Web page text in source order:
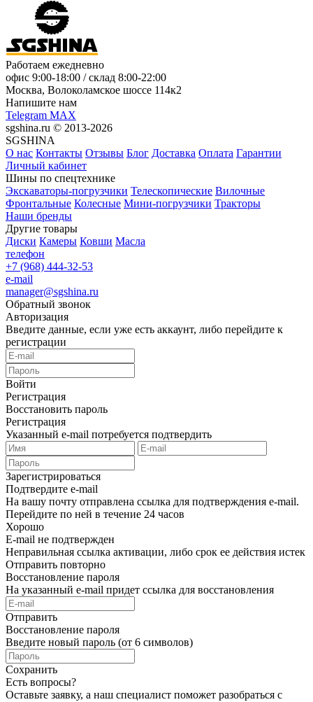
Работаем ежедневно
офис 9:00-18:00 / склад 8:00-22:00
Москва, Волоколамское шоссе 114к2
Напишите нам
Telegram MAX
sgshina.ru © 2013-2026
SGSHINA
О нас Контакты Отзывы Блог Доставка Оплата Гарантии
Личный кабинет
Шины по спецтехнике
Экскаваторы-погрузчики Телескопические Вилочные
Фронтальные Колесные Мини-погрузчики Тракторы
Наши бренды
Другие товары
Диски Камеры Ковши Масла
телефон
+7 (968) 444-32-53
e-mail
manager@sgshina.ru
Обратный звонок
Авторизация
Введите данные, если уже есть аккаунт, либо перейдите к
регистрации
Войти
Регистрация
Восстановить пароль
Регистрация
Указанный e-mail потребуется подтвердить
Зарегистрироваться
Подтвердите e-mail
На вашу почту отправлена ссылка для подтверждения e-mail.
Перейдите по ней в течение 24 часов
Хорошо
E-mail не подтвержден
Неправильная ссылка активации, либо срок ее действия истек
Отправить повторно
Восстановление пароля
На указанный e-mail придет ссылка для восстановления
Отправить
Восстановление пароля
Введите новый пароль (от 6 символов)
Сохранить
Есть вопросы?
Оставьте заявку, а наш специалист поможет разобраться с